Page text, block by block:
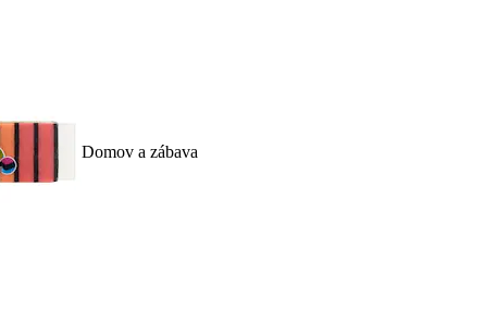
Domov a zábava